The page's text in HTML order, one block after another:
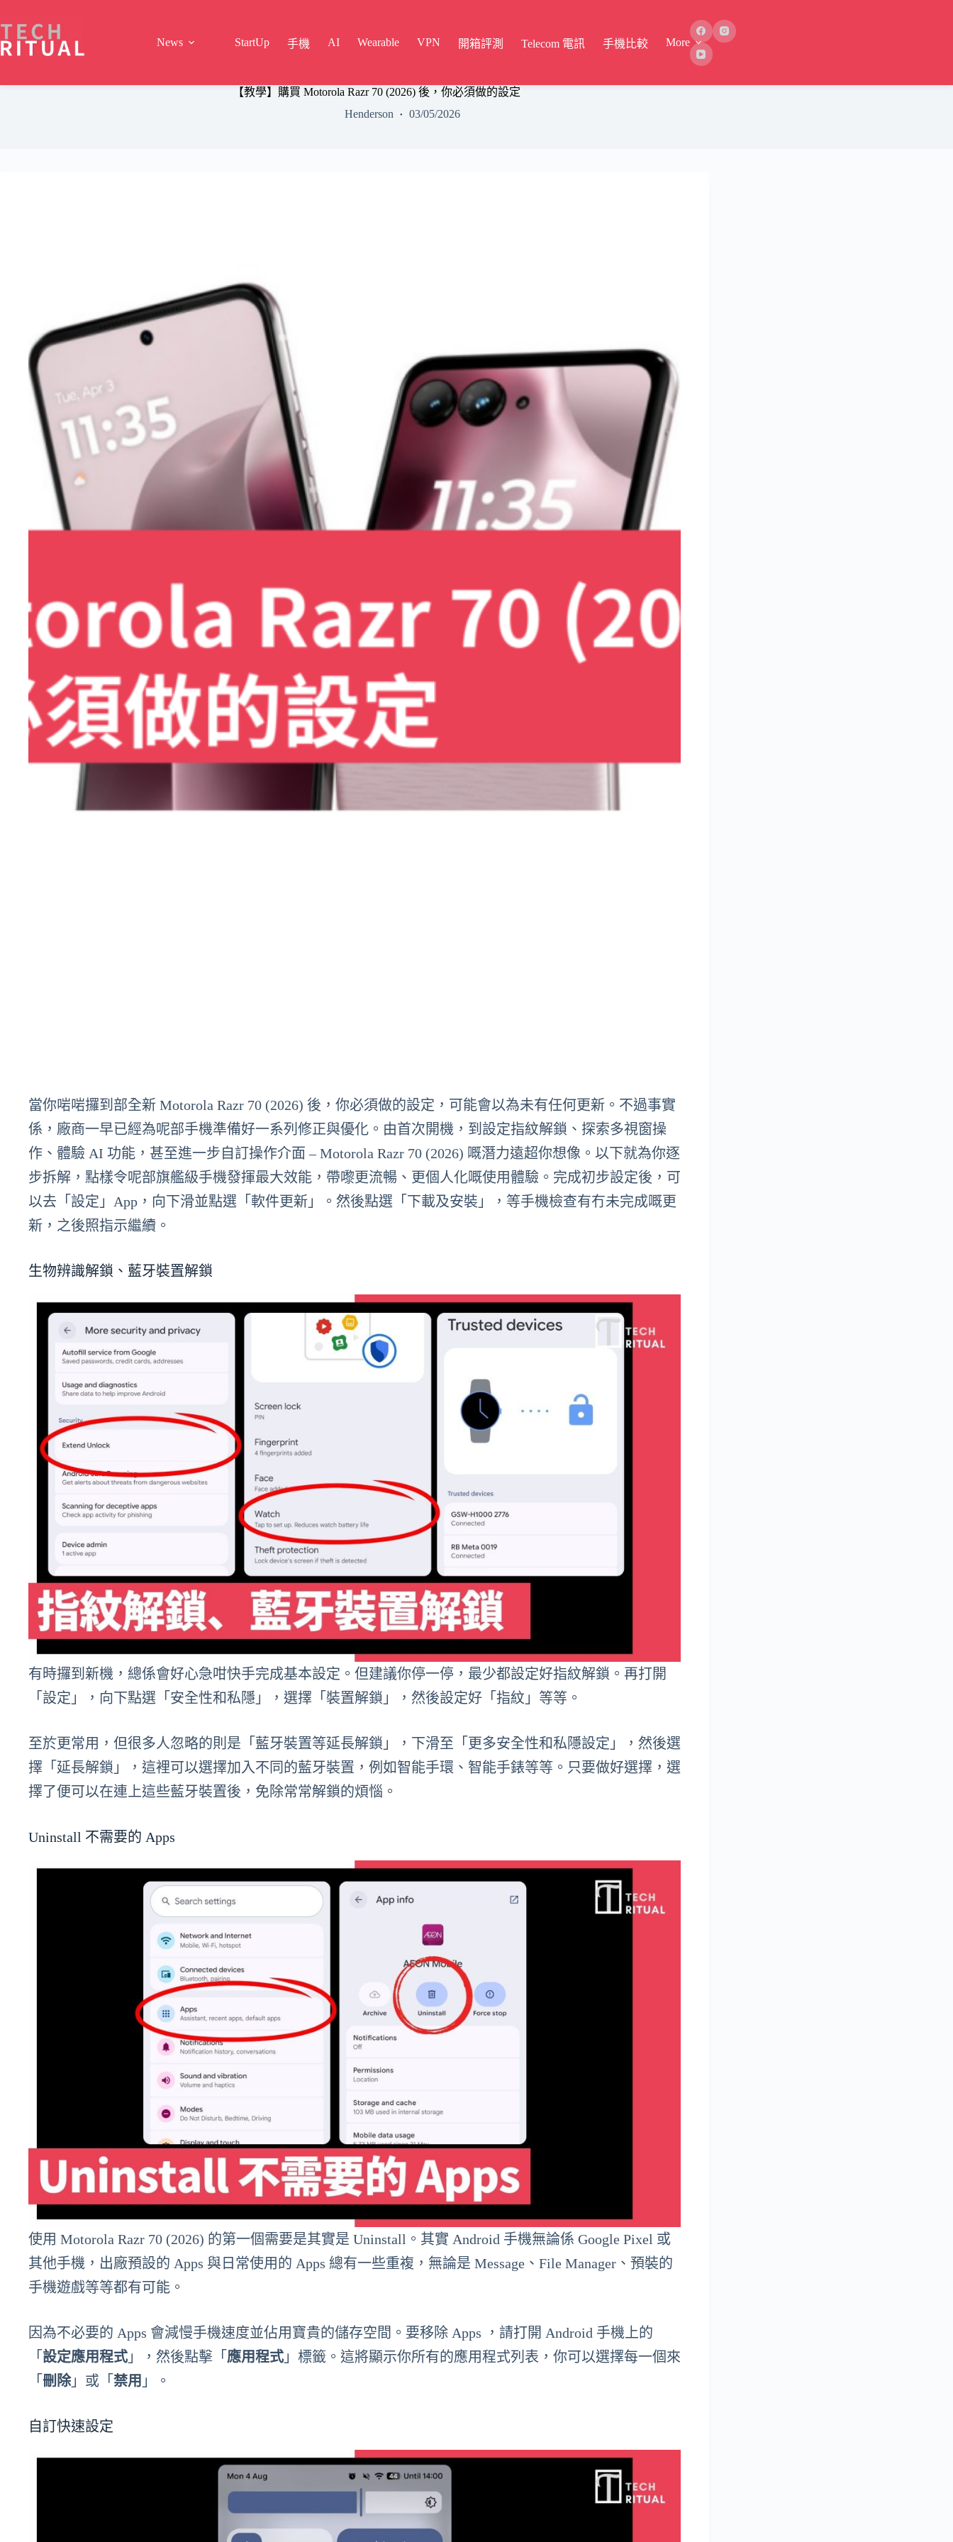
content
News
StartUp 手機 AI Wearable VPN 開箱評測 Telecom 電訊 手機比較 More
【教學】購買 Motorola Razr 70 (2026) 後，你必須做的設定
Henderson
03/05/2026
當你啱啱攞到部全新 Motorola Razr 70 (2026) 後，你必須做的設定，可能會以為未有任何更新。不過事實
係，廠商一早已經為呢部手機準備好一系列修正與優化。由首次開機，到設定指紋解鎖、探索多視窗操
作、體驗 AI 功能，甚至進一步自訂操作介面 – Motorola Razr 70 (2026) 嘅潛力遠超你想像。以下就為你逐
步拆解，點樣令呢部旗艦級手機發揮最大效能，帶嚟更流暢、更個人化嘅使用體驗。完成初步設定後，可
以去「設定」App，向下滑並點選「軟件更新」。然後點選「下載及安裝」，等手機檢查有冇未完成嘅更
新，之後照指示繼續。
生物辨識解鎖、藍牙裝置解鎖
有時攞到新機，總係會好心急咁快手完成基本設定。但建議你停一停，最少都設定好指紋解鎖。再打開
「設定」，向下點選「安全性和私隱」，選擇「裝置解鎖」，然後設定好「指紋」等等。
至於更常用，但很多人忽略的則是「藍牙裝置等延長解鎖」，下滑至「更多安全性和私隱設定」，然後選
擇「延長解鎖」，這裡可以選擇加入不同的藍牙裝置，例如智能手環、智能手錶等等。只要做好選擇，選
擇了便可以在連上這些藍牙裝置後，免除常常解鎖的煩惱。
Uninstall 不需要的 Apps
使用 Motorola Razr 70 (2026) 的第一個需要是其實是 Uninstall。其實 Android 手機無論係 Google Pixel 或
其他手機，出廠預設的 Apps 與日常使用的 Apps 總有一些重複，無論是 Message、File Manager、預裝的
手機遊戲等等都有可能。
因為不必要的 Apps 會減慢手機速度並佔用寶貴的儲存空間。要移除 Apps ，請打開 Android 手機上的
「 設定應用程式 」，然後點擊「 應用程式 」標籤。這將顯示你所有的應用程式列表，你可以選擇每一個來
「 刪除」或「 禁用 」。
自訂快速設定